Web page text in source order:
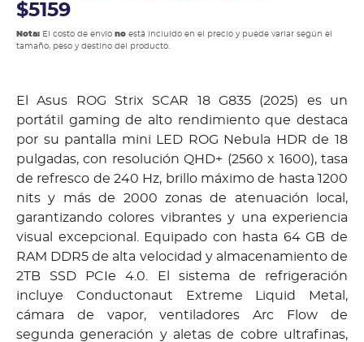
$5159
Nota: El costo de envío no está incluido en el precio y puede variar según el
tamaño, peso y destino del producto.
El Asus ROG Strix SCAR 18 G835 (2025) es un
portátil gaming de alto rendimiento que destaca
por su pantalla mini LED ROG Nebula HDR de 18
pulgadas, con resolución QHD+ (2560 x 1600), tasa
de refresco de 240 Hz, brillo máximo de hasta 1200
nits y más de 2000 zonas de atenuación local,
garantizando colores vibrantes y una experiencia
visual excepcional. Equipado con hasta 64 GB de
RAM DDR5 de alta velocidad y almacenamiento de
2TB SSD PCIe 4.0. El sistema de refrigeración
incluye Conductonaut Extreme Liquid Metal,
cámara de vapor, ventiladores Arc Flow de
segunda generación y aletas de cobre ultrafinas,